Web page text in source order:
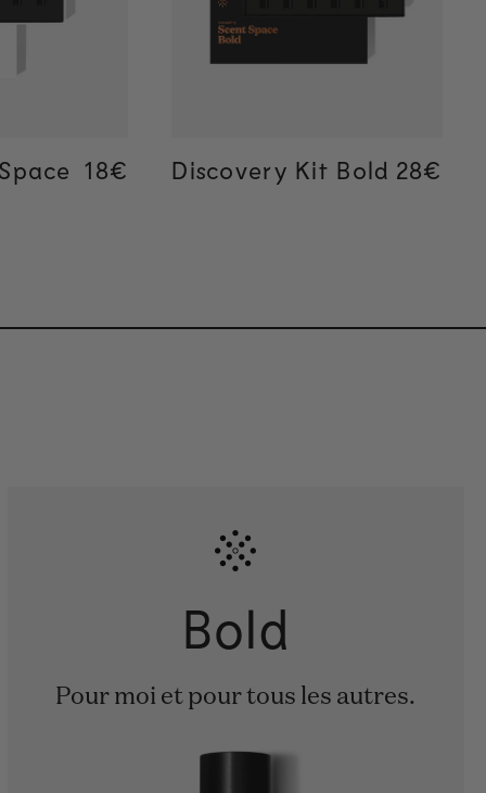
Regular price
18€
Regular price
18€ Discovery Kit Bold 28€
28€
Bold
Pour moi et pour tous les autres.